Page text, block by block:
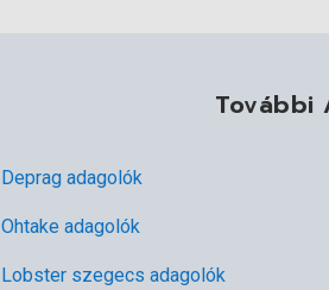
További
Deprag adagolók
Ohtake adagolók
Lobster szegecs adagolók